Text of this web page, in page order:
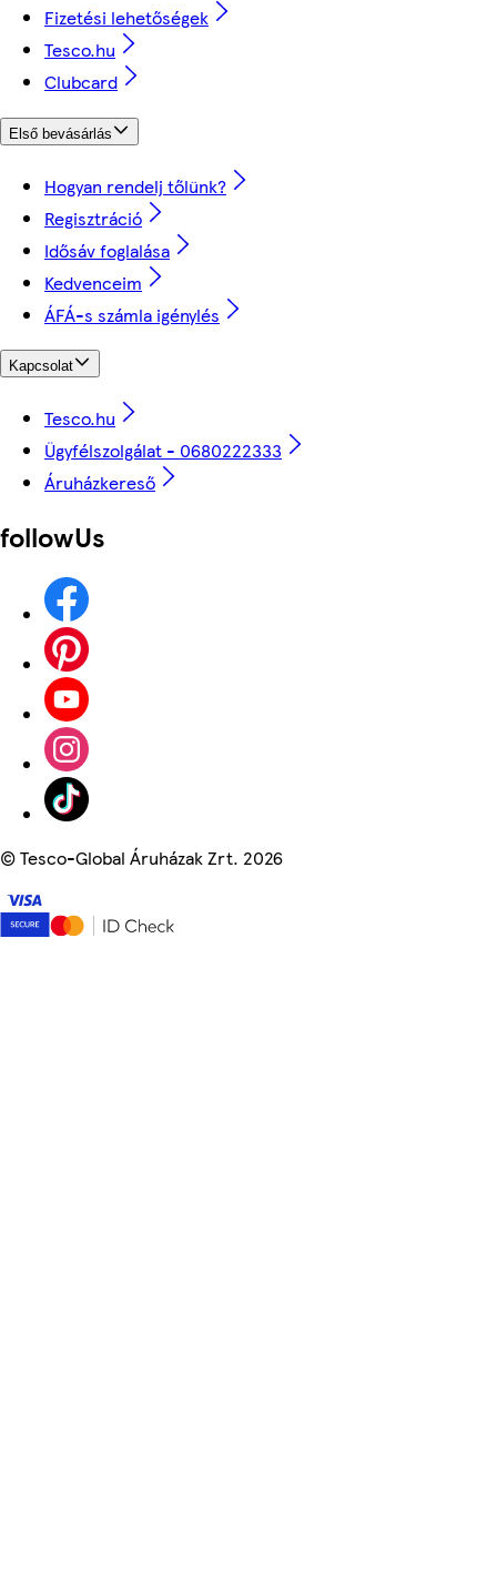
Fizetési lehetőségek
Tesco.hu
Clubcard
Első bevásárlás
Hogyan rendelj tőlünk?
Regisztráció
Idősáv foglalása
Kedvenceim
ÁFÁ-s számla igénylés
Kapcsolat
Tesco.hu
Ügyfélszolgálat - 0680222333
Áruházkereső
followUs
©Tesco-Global Áruházak Zrt. 2026